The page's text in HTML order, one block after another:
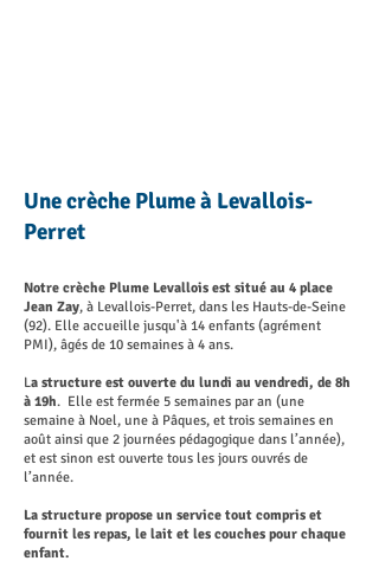
Une crèche Plume à Levallois-
Perret
Notre crèche Plume Levallois est situé au 4 place
Jean Zay, à Levallois-Perret, dans les Hauts-de-Seine
(92). Elle accueille jusqu'à 14 enfants (agrément
PMI), âgés de 10 semaines à 4 ans.
La structure est ouverte du lundi au vendredi, de 8h
à 19h. Elle est fermée 5 semaines par an (une
semaine à Noel, une à Pâques, et trois semaines en
août ainsi que 2 journées pédagogique dans l’année),
et est sinon est ouverte tous les jours ouvrés de
l’année.
La structure propose un service tout compris et
fournit les repas, le lait et les couches pour chaque
enfant.